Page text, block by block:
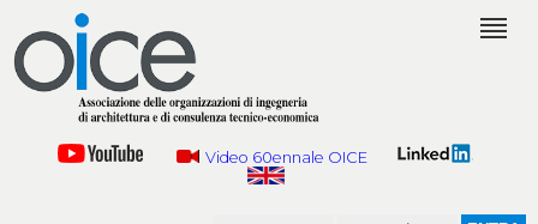
Video 60ennale OICE